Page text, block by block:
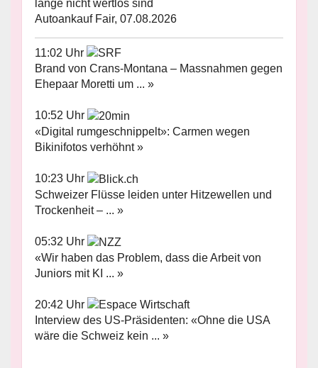
lange nicht wertlos sind
Autoankauf Fair, 07.08.2026
11:02 Uhr
Brand von Crans-Montana – Massnahmen gegen
Ehepaar Moretti um ... »
10:52 Uhr
«Digital rumgeschnippelt»: Carmen wegen
Bikinifotos verhöhnt »
10:23 Uhr
Schweizer Flüsse leiden unter Hitzewellen und
Trockenheit – ... »
05:32 Uhr
«Wir haben das Problem, dass die Arbeit von
Juniors mit KI ... »
20:42 Uhr
Interview des US-Präsidenten: «Ohne die USA
wäre die Schweiz kein ... »